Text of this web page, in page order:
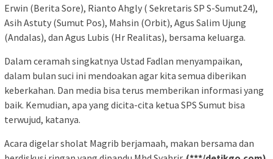
Erwin (Berita Sore), Rianto Ahgly ( Sekretaris SP S-Sumut24),
Asih Astuty (Sumut Pos), Mahsin (Orbit), Agus Salim Ujung
(Andalas), dan Agus Lubis (Hr Realitas), bersama keluarga.
Dalam ceramah singkatnya Ustad Fadlan menyampaikan,
dalam bulan suci ini mendoakan agar kita semua diberikan
keberkahan. Dan media bisa terus memberikan informasi yang
baik. Kemudian, apa yang dicita-cita ketua SPS Sumut bisa
terwujud, katanya.
Acara digelar sholat Magrib berjamaah, makan bersama dan